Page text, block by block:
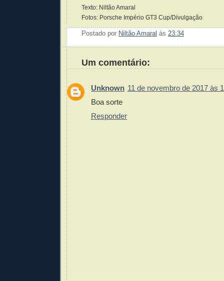
Texto: Niltão Amaral
Fotos: Porsche Império GT3 Cup/Divulgação
Postado por Niltão Amaral às 23:34
Um comentário:
Unknown 11 de novembro de 2017 às
Boa sorte
Responder